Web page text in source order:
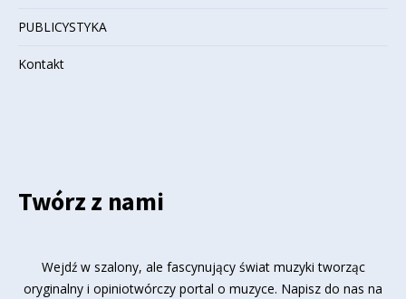
PUBLICYSTYKA
Kontakt
Twórz z nami
Wejdź w szalony, ale fascynujący świat muzyki tworząc
oryginalny i opiniotwórczy portal o muzyce. Napisz do nas na